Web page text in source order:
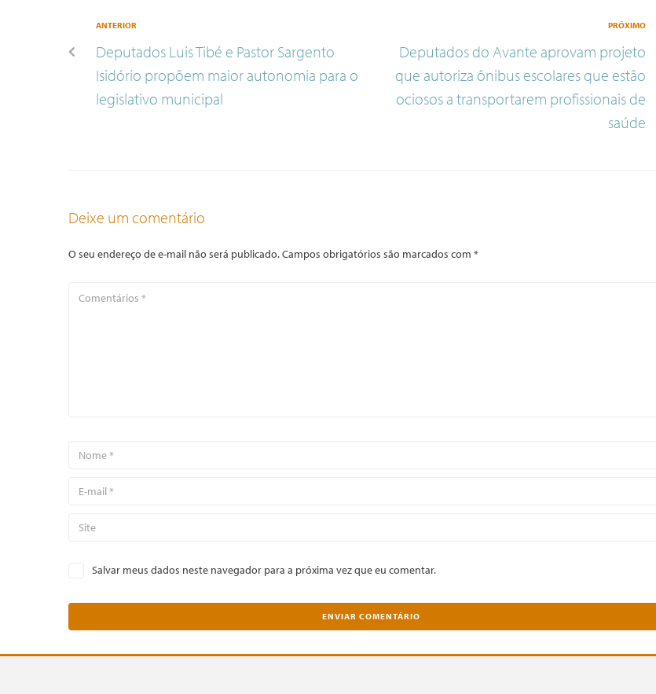
ANTERIOR
Deputados Luis Tibé e Pastor Sargento
Isidório propõem maior autonomia para o
legislativo municipal
PRÓXIMO
Deputados do Avante aprovam projeto
que autoriza ônibus escolares que estão
ociosos a transportarem profissionais de
saúde
Deixe um comentário
O seu endereço de e-mail não será publicado.Campos obrigatórios são marcados com *
Salvar meus dados neste navegador para a próxima vez que eu comentar.